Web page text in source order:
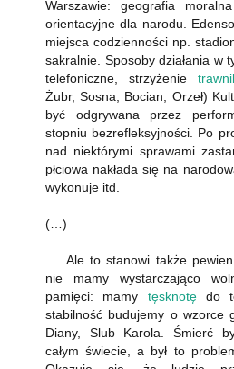
Warszawie: geografia
orientacyjne dla narodu.
miejsca codzienności np.
sakralnie. Sposoby działania w
telefoniczne, strzyżenie
Żubr, Sosna, Bocian, Orzeł)
być odgrywana przez
stopniu bezrefleksyjności. Po
nad niektórymi sprawami
płciowa nakłada się na
wykonuje itd.
(…)
…. Ale to stanowi także
nie mamy wystarczająco
pamięci: mamy tęsknotędo
stabilność budujemy o wzorce
Diany, Slub Karola. Śmierć
całym świecie, a był to